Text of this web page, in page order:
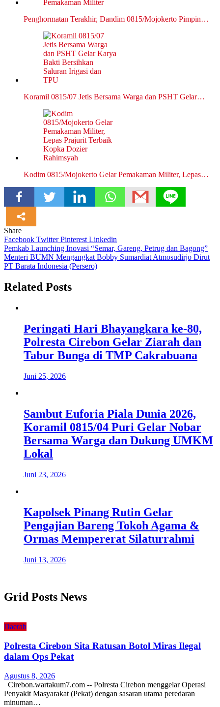
Penghormatan Terakhir, Dandim 0815/Mojokerto Pimpin…
Koramil 0815/07 Jetis Bersama Warga dan PSHT Gelar…
Kodim 0815/Mojokerto Gelar Pemakaman Militer, Lepas…
Share
Facebook TwitterPinterest Linkedin
Navigasi
pos
Pemkab Launching Inovasi “Semar, Gareng, Petrug dan Bagong”
Menteri BUMN Mengangkat Bobby Sumardiat Atmosudirjo Dirut
PT Barata Indonesia (Persero)
Related Posts
Peringati Hari Bhayangkara ke-80,
Polresta Cirebon Gelar Ziarah dan
Tabur Bunga di TMP Cakrabuana
Juni 25, 2026
Sambut Euforia Piala Dunia 2026,
Koramil 0815/04 Puri Gelar Nobar
Bersama Warga dan Dukung UMKM
Lokal
Juni 23, 2026
Kapolsek Pinang Rutin Gelar
Pengajian Bareng Tokoh Agama &
Ormas Mempererat Silaturrahmi
Juni 13, 2026
Grid Posts News
Daerah
Polresta Cirebon Sita Ratusan Botol Miras Ilegal
dalam Ops Pekat
Agustus 8, 2026
Cirebon.wartakum7.com -- Polresta Cirebon menggelar Operasi
Penyakit Masyarakat (Pekat) dengan sasaran utama peredaran
minuman…